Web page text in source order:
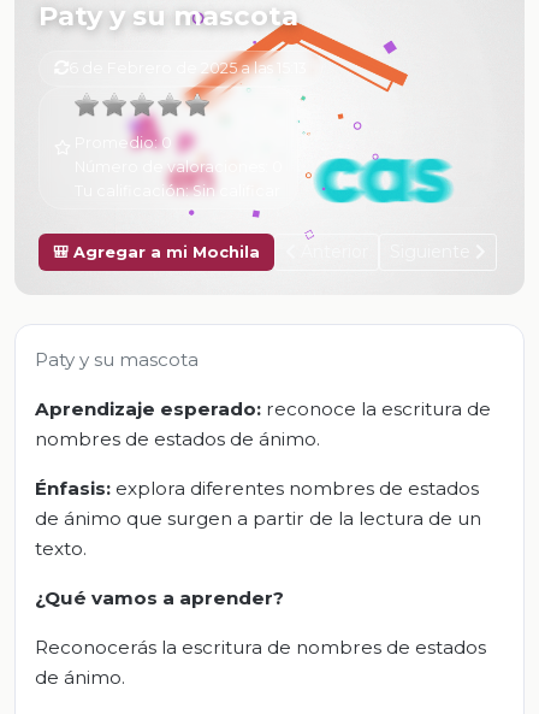
Paty y su mascota
6 de Febrero de 2025 a las 15:13
Promedio:0
Número de valoraciones:
Tu calificación:Sin calificar
🎒 Agregar a mi Mochila
Paty y su mascota
Aprendizaje esperado: reconoce la escritura de
nombres de estados de ánimo.
Énfasis: explora diferentes nombres de estados
de ánimo que surgen a partir de la lectura de un
texto.
¿Qué vamos a aprender?
Reconocerás la escritura de nombres de estados
de ánimo.